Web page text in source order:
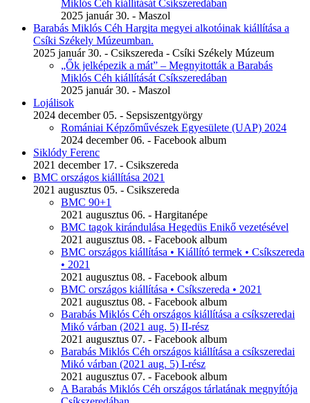
Miklós Céh kiállítását Csíkszeredában
2025 január 30. - Maszol
Barabás Miklós Céh Hargita megyei alkotóinak kiállítása a
Csíki Székely Múzeumban.
2025 január 30. - Csikszereda - Csíki Székely Múzeum
„Ők jelképezik a mát” – Megnyitották a Barabás
Miklós Céh kiállítását Csíkszeredában
2025 január 30. - Maszol
Lojálisok
2024 december 05. - Sepsiszentgyörgy
Romániai Képzőművészek Egyesülete (UAP) 2024
2024 december 06. - Facebook album
Siklódy Ferenc
2021 december 17. - Csikszereda
BMC országos kiállítása 2021
2021 augusztus 05. - Csikszereda
BMC 90+1
2021 augusztus 06. - Hargitanépe
BMC tagok kirándulása Hegedüs Enikő vezetésével
2021 augusztus 08. - Facebook album
BMC országos kiállítása • Kiállító termek • Csíkszereda
• 2021
2021 augusztus 08. - Facebook album
BMC országos kiállítása • Csíkszereda • 2021
2021 augusztus 08. - Facebook album
Barabás Miklós Céh országos kiállítása a csíkszeredai
Mikó várban (2021 aug. 5) II-rész
2021 augusztus 07. - Facebook album
Barabás Miklós Céh országos kiállítása a csíkszeredai
Mikó várban (2021 aug. 5) I-rész
2021 augusztus 07. - Facebook album
A Barabás Miklós Céh országos tárlatának megnyítója